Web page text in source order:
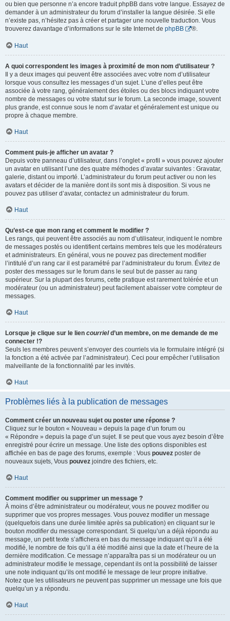
ou bien que personne n’a encore traduit phpBB dans votre langue. Essayez de
demander à un administrateur du forum d’installer la langue désirée. Si elle
n’existe pas, n’hésitez pas à créer et partager une nouvelle traduction. Vous
trouverez davantage d’informations sur le site Internet de phpBB ®.
Haut
A quoi correspondent les images à proximité de mon nom d’utilisateur ?
Il y a deux images qui peuvent être associées avec votre nom d’utilisateur
lorsque vous consultez les messages d’un sujet. L’une d’elles peut être
associée à votre rang, généralement des étoiles ou des blocs indiquant votre
nombre de messages ou votre statut sur le forum. La seconde image, souvent
plus grande, est connue sous le nom d’avatar et généralement est unique ou
propre à chaque membre.
Haut
Comment puis-je afficher un avatar ?
Depuis votre panneau d’utilisateur, dans l’onglet « profil » vous pouvez ajouter
un avatar en utilisant l’une des quatre méthodes d’avatar suivantes : Gravatar,
galerie, distant ou importé. L’administrateur du forum peut activer ou non les
avatars et décider de la manière dont ils sont mis à disposition. Si vous ne
pouvez pas utiliser d’avatar, contactez un administrateur du forum.
Haut
Qu’est-ce que mon rang et comment le modifier ?
Les rangs, qui peuvent être associés au nom d’utilisateur, indiquent le nombre
de messages postés ou identifient certains membres tels que les modérateurs
et administrateurs. En général, vous ne pouvez pas directement modifier
l’intitulé d’un rang car il est paramétré par l’administrateur du forum. Évitez de
poster des messages sur le forum dans le seul but de passer au rang
supérieur. Sur la plupart des forums, cette pratique est rarement tolérée et un
modérateur (ou un administrateur) peut facilement abaisser votre compteur de
messages.
Haut
Lorsque je clique sur le lien courrield’un membre, on me demande de me
connecter !?
Seuls les membres peuvent s’envoyer des courriels via le formulaire intégré (si
la fonction a été activée par l’administrateur). Ceci pour empêcher l’utilisation
malveillante de la fonctionnalité par les invités.
Haut
Problèmes liés à la publication de messages
Comment créer un nouveau sujet ou poster une réponse ?
Cliquez sur le bouton « Nouveau » depuis la page d’un forum ou
« Répondre » depuis la page d’un sujet. Il se peut que vous ayez besoin d’être
enregistré pour écrire un message. Une liste des options disponibles est
affichée en bas de page des forums, exemple : Vous pouvez poster de
nouveaux sujets, Vous pouvez joindre des fichiers, etc.
Haut
Comment modifier ou supprimer un message ?
À moins d’être administrateur ou modérateur, vous ne pouvez modifier ou
supprimer que vos propres messages. Vous pouvez modifier un message
(quelquefois dans une durée limitée après sa publication) en cliquant sur le
bouton modifierdu message correspondant. Si quelqu’un a déjà répondu au
message, un petit texte s’affichera en bas du message indiquant qu’il a été
modifié, le nombre de fois qu’il a été modifié ainsi que la date et l’heure de la
dernière modification. Ce message n’apparaîtra pas si un modérateur ou un
administrateur modifie le message, cependant ils ont la possibilité de laisser
une note indiquant qu’ils ont modifié le message de leur propre initiative.
Notez que les utilisateurs ne peuvent pas supprimer un message une fois que
quelqu’un y a répondu.
Haut